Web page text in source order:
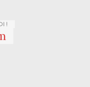
!